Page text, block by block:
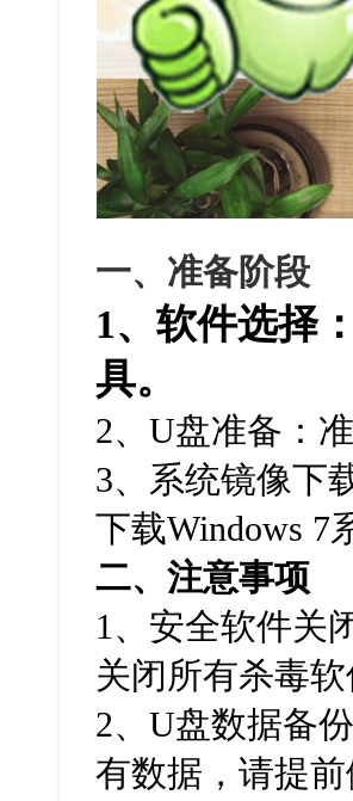
一、准备阶段
1、软件选择
具。
2、U盘准备：
3、系统镜像下
下载Windows 7
二、注意事项
1、安全软件关
关闭所有杀毒
2、U盘数据备
有数据，请提